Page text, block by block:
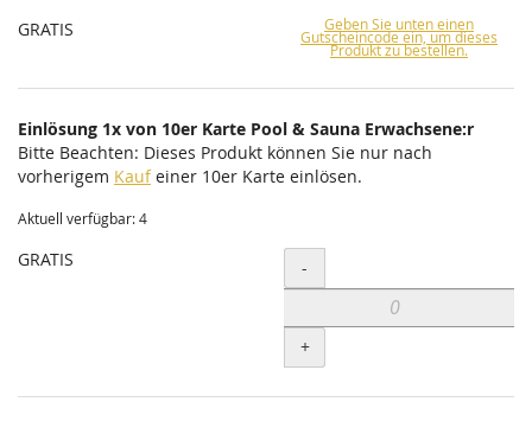
GRATIS Geben Sie unten einen
Gutscheincode ein, um dieses
Produkt zu bestellen.
Einlösung 1x von 10er Karte Pool & Sauna Erwachsene:r
Bitte Beachten: Dieses Produkt können Sie nur nach
vorherigem Kaufeiner 10er Karte einlösen.
Aktuell verfügbar: 4
GRATIS Menge
-
+